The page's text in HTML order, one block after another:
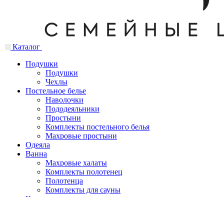
Каталог
Подушки
Подушки
Чехлы
Постельное белье
Наволочки
Пододеяльники
Простыни
Комплекты постельного белья
Махровые простыни
Одеяла
Ванна
Махровые халаты
Комплекты полотенец
Полотенца
Комплекты для сауны